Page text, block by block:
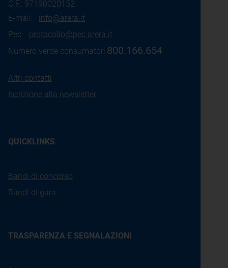
C.F.: 97190020152
E-mail: info@arera.it
Pec: protocollo@pec.arera.it
Numero verde consumatori:800.166.654
Altri contatti
Iscrizione alla newsletter
QUICKLINKS
Bandi di concorso
Bandi di gara
TRASPARENZA E SEGNALAZIONI